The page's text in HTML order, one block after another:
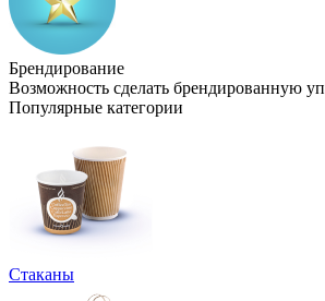
Брендирование
Возможность сделать брендированную
Популярные категории
Стаканы